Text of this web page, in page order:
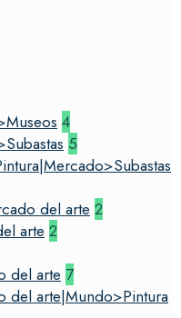
4
5
del arte 2
arte 2
del arte 7
del arte|Mundo>Pintura